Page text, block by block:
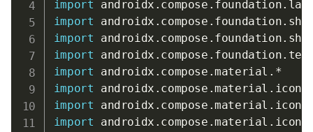
import androidx . compose . foundation.
import androidx . compose . foundation.
import androidx . compose . foundation.
import androidx . compose . foundation.
import androidx . compose .material . *
import androidx . compose .material . icons
import androidx . compose .material . icons
import androidx . compose .material . icons